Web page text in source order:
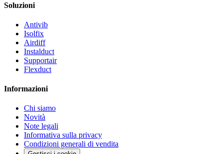
Soluzioni
Antivib
Isolfix
Airdiff
Instalduct
Supportair
Flexduct
Informazioni
Chi siamo
Novità
Note legali
Informativa sulla privacy
Condizioni generali di vendita